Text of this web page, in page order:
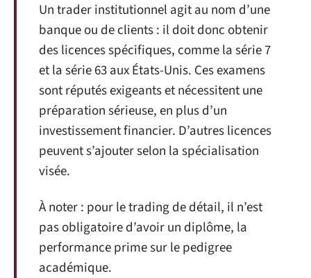
Un trader institutionnel agit au nom d’une
banque ou de clients : il doit donc obtenir
des licences spécifiques, comme la série 7
et la série 63 aux États-Unis. Ces examens
sont réputés exigeants et nécessitent une
préparation sérieuse, en plus d’un
investissement financier. D’autres licences
peuvent s’ajouter selon la spécialisation
visée.
À noter : pour le trading de détail, il n’est
pas obligatoire d’avoir un diplôme, la
performance prime sur le pedigree
académique.